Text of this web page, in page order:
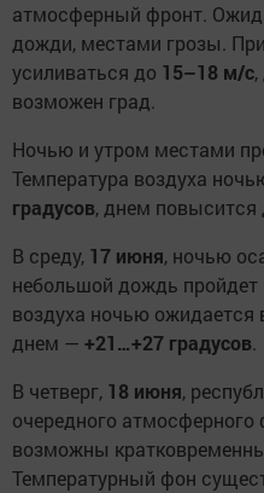
атмосферный фронт.
дожди, местами грозы.
усиливаться до 15–18 м/с
возможен град.
Ночью и утром местами
Температура воздуха
градусов, днем повысится
В среду, 17 июня, ночью
небольшой дождь
воздуха ночью ожидается
днем — +21…+27 градусов.
В четверг, 18 июня,
очередного атмосферного
возможны
Температурный фон